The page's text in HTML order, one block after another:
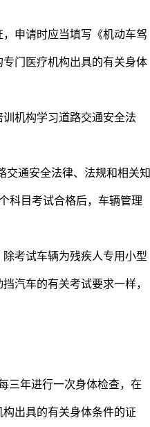
申请时应当填写《机动车驾
门医疗机构出具的有关身体
机构学习道路交通安全法
交通安全法律、法规和相关知
科目考试合格后，车辆管理
考试车辆为残疾人专用小型
汽车的有关考试要求一样，
三年进行一次身体检查，在
出具的有关身体条件的证